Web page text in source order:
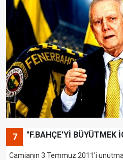
7 "F.BAHÇE'Yİ BÜYÜTMEK
Camianın 3 Temmuz 2011'i